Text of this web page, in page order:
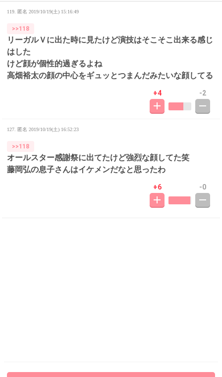
119. 匿名 2019/10/19(土) 15:16:49
>>118
リーガルＶに出た時に見たけど演技はそこそこ出来る感じ
はした
けど顔が個性的過ぎるよね
高畑裕太の顔の中心をギュッとつまんだみたいな顔してる
+4 -2
127. 匿名 2019/10/19(土) 16:52:23
>>118
オールスター感謝祭に出てたけど強烈な顔してた笑
藤岡弘の息子さんはイケメンだなと思ったわ
+6 -0